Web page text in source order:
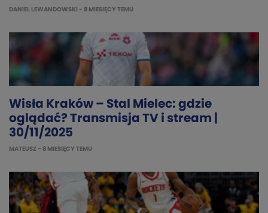
DANIEL LEWANDOWSKI - 8 MIESIĘCY TEMU
Wisła Kraków – Stal Mielec: gdzie
oglądać? Transmisja TV i stream |
30/11/2025
MATEUSZ - 8 MIESIĘCY TEMU